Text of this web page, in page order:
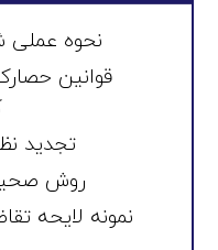
نحوه عملی
قوانین
تجدید
روش
نمونه لایحه